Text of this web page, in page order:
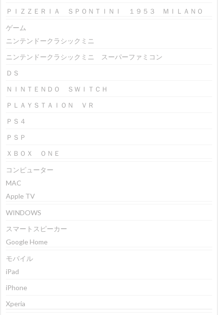
ＰＩＺＺＥＲＩＡ ＳＰＯＮＴＩＮＩ １９５３ ＭＩＬＡＮＯ
ゲーム
ニンテンドークラシックミニ
ニンテンドークラシックミニ スーパーファミコン
ＤＳ
ＮＩＮＴＥＮＤＯ ＳＷＩＴＣＨ
ＰＬＡＹＳＴＡＩＯＮ ＶＲ
ＰＳ４
ＰＳＰ
ＸＢＯＸ ＯＮＥ
コンピューター
MAC
Apple TV
WINDOWS
スマートスピーカー
Google Home
モバイル
iPad
iPhone
Xperia